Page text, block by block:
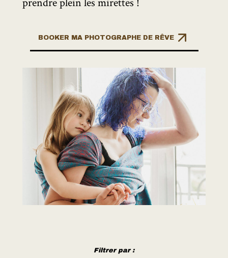
BOOKER MA PHOTOGRAPHE DE RÊVE
Filtrer par :